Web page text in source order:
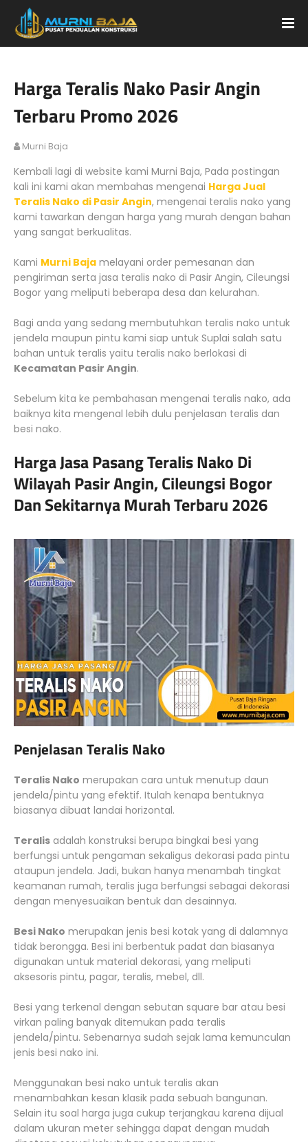
Harga Teralis Nako Pasir Angin
Terbaru Promo 2026
Murni Baja
Kembali lagi di website kami Murni Baja, Pada postingan
kali ini kami akan membahas mengenai Harga Jual
Teralis Nako di Pasir Angin, mengenai teralis nako yang
kami tawarkan dengan harga yang murah dengan bahan
yang sangat berkualitas.
Kami Murni Baja melayani order pemesanan dan
pengiriman serta jasa teralis nako di Pasir Angin, Cileungsi
Bogor yang meliputi beberapa desa dan kelurahan.
Bagi anda yang sedang membutuhkan teralis nako untuk
jendela maupun pintu kami siap untuk Suplai salah satu
bahan untuk teralis yaitu teralis nako berlokasi di
Kecamatan Pasir Angin.
Sebelum kita ke pembahasan mengenai teralis nako, ada
baiknya kita mengenal lebih dulu penjelasan teralis dan
besi nako.
Harga Jasa Pasang Teralis Nako Di
Wilayah Pasir Angin, Cileungsi Bogor
Dan Sekitarnya Murah Terbaru 2026
Penjelasan Teralis Nako
Teralis Nako merupakan cara untuk menutup daun
jendela/pintu yang efektif. Itulah kenapa bentuknya
biasanya dibuat landai horizontal.
Teralis adalah konstruksi berupa bingkai besi yang
berfungsi untuk pengaman sekaligus dekorasi pada pintu
ataupun jendela. Jadi, bukan hanya menambah tingkat
keamanan rumah, teralis juga berfungsi sebagai dekorasi
dengan menyesuaikan bentuk dan desainnya.
Besi Nako merupakan jenis besi kotak yang di dalamnya
tidak berongga. Besi ini berbentuk padat dan biasanya
digunakan untuk material dekorasi, yang meliputi
aksesoris pintu, pagar, teralis, mebel, dll.
Besi yang terkenal dengan sebutan square bar atau besi
virkan paling banyak ditemukan pada teralis
jendela/pintu. Sebenarnya sudah sejak lama kemunculan
jenis besi nako ini.
Menggunakan besi nako untuk teralis akan
menambahkan kesan klasik pada sebuah bangunan.
Selain itu soal harga juga cukup terjangkau karena dijual
dalam ukuran meter sehingga dapat dengan mudah